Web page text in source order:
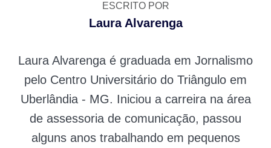
ESCRITO POR
Laura Alvarenga
Laura Alvarenga é graduada em Jornalismo
pelo Centro Universitário do Triângulo em
Uberlândia - MG. Iniciou a carreira na área
de assessoria de comunicação, passou
alguns anos trabalhando em pequenos